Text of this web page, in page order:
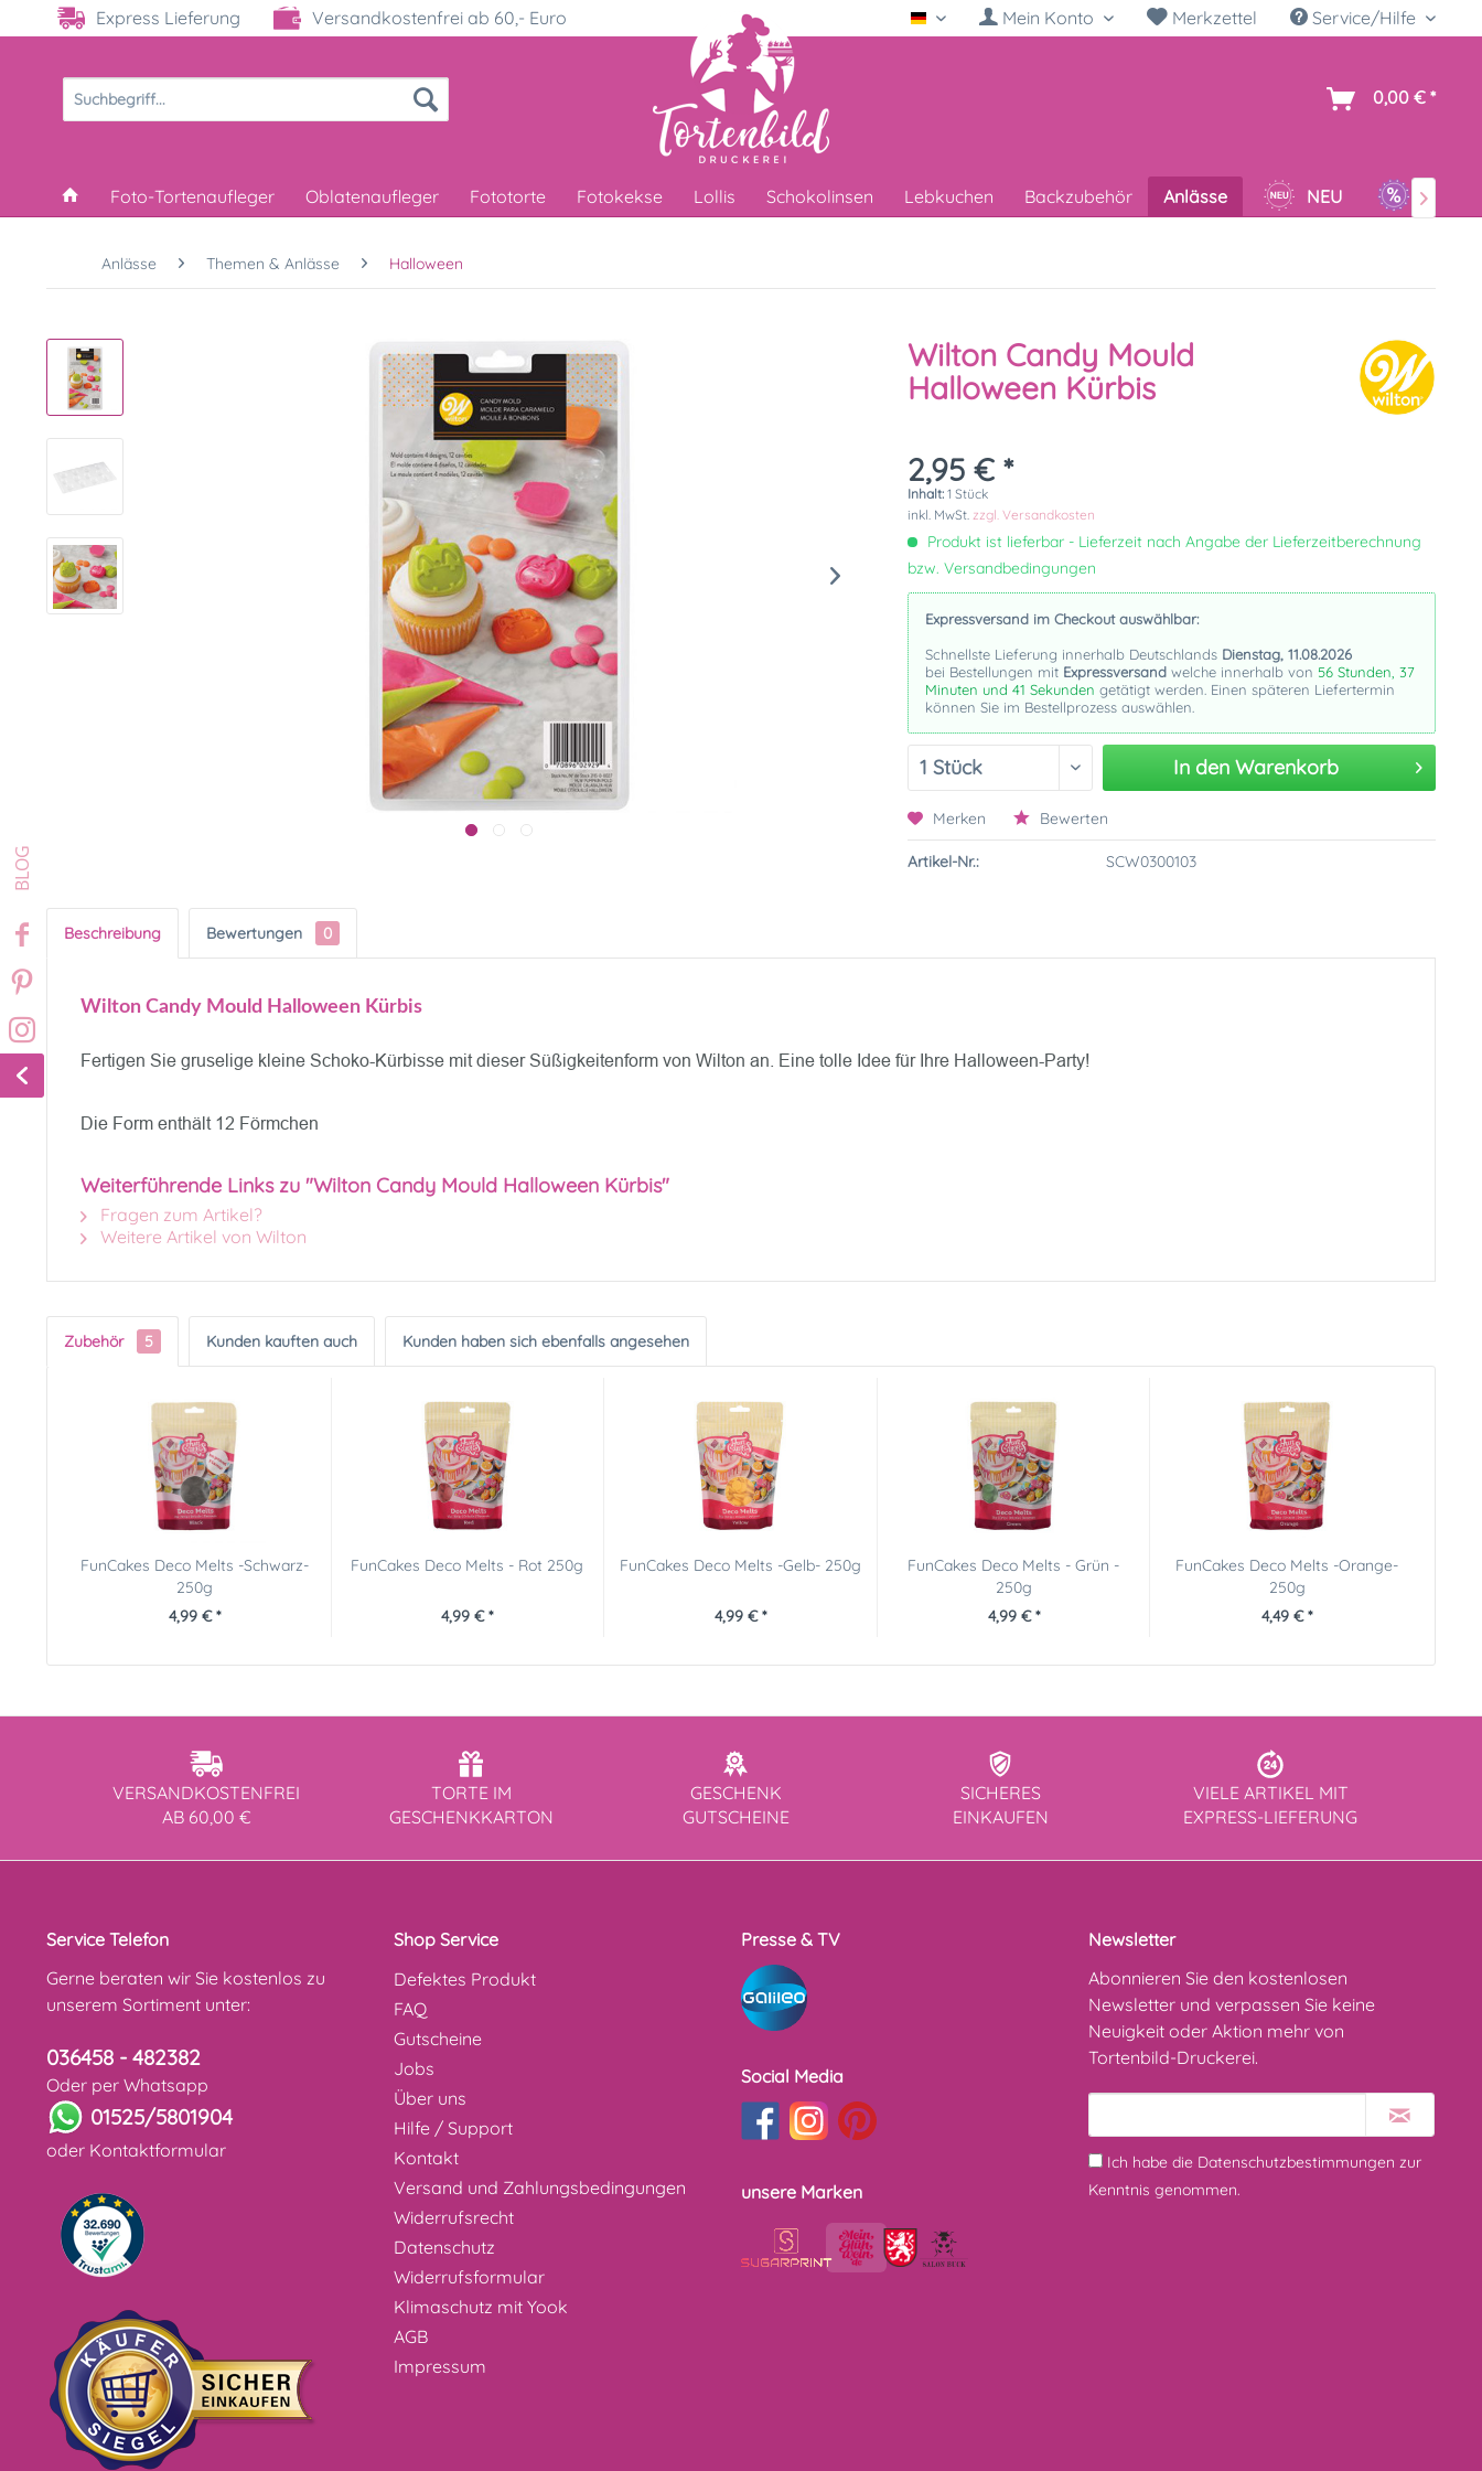
Express Lieferung Versandkostenfrei ab 60,- Euro Deutsch Mein Konto Merkzettel Service/Hilfe
0,00 € *
Foto-Tortenaufleger Oblatenaufleger Fototorte Fotokekse Lollis Schokolinsen Lebkuchen Backzubehör Anlässe NEU SALE

Anlässe Themen & Anlässe Halloween
Wilton Candy Mould
Halloween Kürbis
2,95 € *
Inhalt:1 Stück
inkl. MwSt.zzgl. Versandkosten
Produkt ist lieferbar - Lieferzeit nach Angabe der Lieferzeitberechnung
bzw. Versandbedingungen
Expressversand im Checkout auswählbar:
Schnellste Lieferung innerhalb Deutschlands Dienstag, 11.08.2026
bei Bestellungen mit Expressversand welche innerhalb von 56 Stunden, 37
Minuten und 40 Sekunden getätigt werden. Einen späteren Liefertermin
können Sie im Bestellprozess auswählen.
In den Warenkorb
Merken Bewerten
Artikel-Nr.: SCW0300103
Beschreibung Bewertungen 0
Wilton Candy Mould Halloween Kürbis
Fertigen Sie gruselige kleine Schoko-Kürbisse mit dieser Süßigkeitenform von Wilton an. Eine tolle Idee für Ihre Halloween-Party!
Die Form enthält 12 Förmchen
Weiterführende Links zu "Wilton Candy Mould Halloween Kürbis"
Fragen zum Artikel?
Weitere Artikel von Wilton
Zubehör 5 Kunden kauften auch Kunden haben sich ebenfalls angesehen
FunCakes Deco Melts -Schwarz-
250g
4,99 € *
FunCakes Deco Melts - Rot 250g
4,99 € *
FunCakes Deco Melts -Gelb- 250g
4,99 € *
FunCakes Deco Melts - Grün -
250g
4,99 € *
FunCakes Deco Melts -Orange-
250g
4,49 € *
VERSANDKOSTENFREI
AB 60,00 €
TORTE IM
GESCHENKKARTON
GESCHENK
GUTSCHEINE
SICHERES
EINKAUFEN
VIELE ARTIKEL MIT
EXPRESS-LIEFERUNG
Service Telefon
Gerne beraten wir Sie kostenlos zu
unserem Sortiment unter:
036458 - 482382
Oder per Whatsapp
01525/5801904
oder Kontaktformular
Shop Service
Defektes Produkt
FAQ
Gutscheine
Jobs
Über uns
Hilfe / Support
Kontakt
Versand und Zahlungsbedingungen
Widerrufsrecht
Datenschutz
Widerrufsformular
Klimaschutz mit Yook
AGB
Impressum
Presse & TV
Social Media
unsere Marken
Newsletter
Abonnieren Sie den kostenlosen
Newsletter und verpassen Sie keine
Neuigkeit oder Aktion mehr von
Tortenbild-Druckerei.
Ich habe die Datenschutzbestimmungen zur
Kenntnis genommen.